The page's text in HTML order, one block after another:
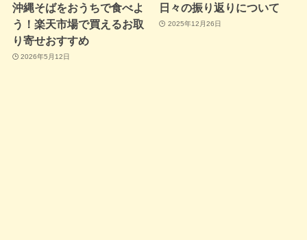
沖縄そばをおうちで食べよ
う！楽天市場で買えるお取
り寄せおすすめ
2026年5月12日
日々の振り返りについて
2025年12月26日